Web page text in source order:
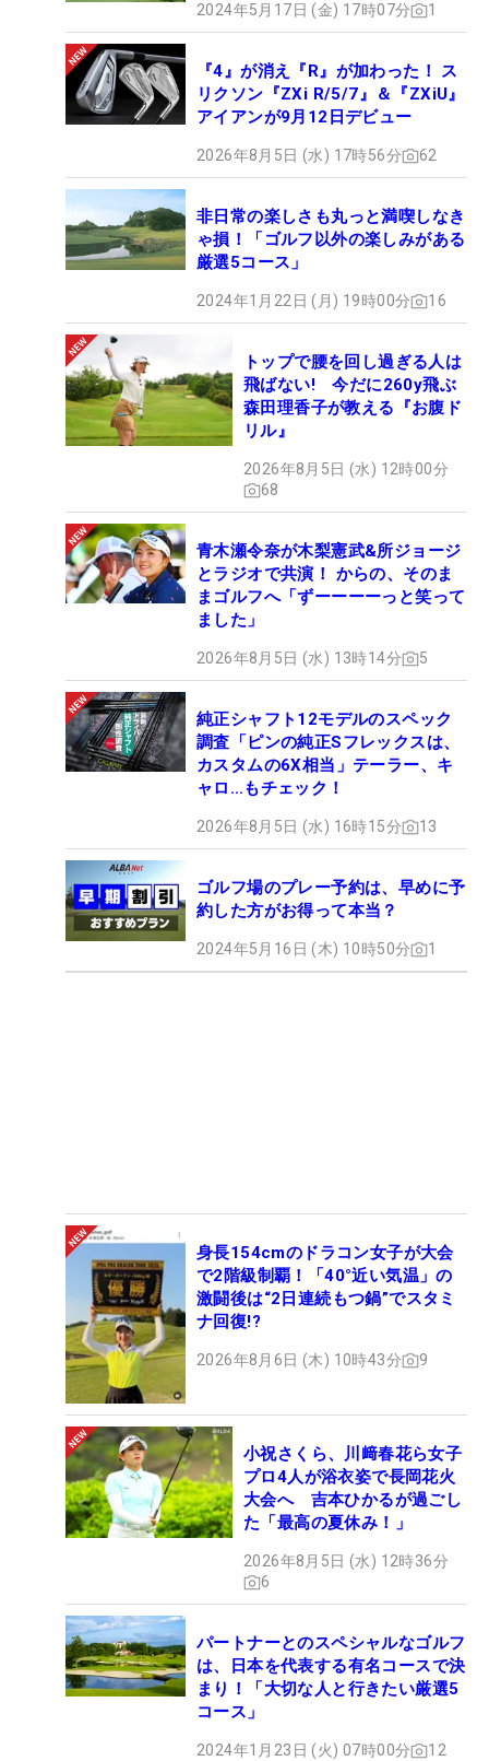
2024年5月17日 (金) 17時07分 1
『4』が消え『R』が加わった！ ス
リクソン『ZXi R/5/7』＆『ZXiU』
アイアンが9月12日デビュー
2026年8月5日 (水) 17時56分 62
非日常の楽しさも丸っと満喫しなき
ゃ損！「ゴルフ以外の楽しみがある
厳選5コース」
2024年1月22日 (月) 19時00分 16
トップで腰を回し過ぎる人は
飛ばない! 今だに260y飛ぶ
森田理香子が教える『お腹ド
リル』
2026年8月5日 (水) 12時00分
68
青木瀬令奈が木梨憲武&所ジョージ
とラジオで共演！ からの、そのま
まゴルフへ「ずーーーーっと笑って
ました」
2026年8月5日 (水) 13時14分 5
純正シャフト12モデルのスペック
調査「ピンの純正Sフレックスは、
カスタムの6X相当」テーラー、キ
ャロ…もチェック！
2026年8月5日 (水) 16時15分 13
ゴルフ場のプレー予約は、早めに予
約した方がお得って本当？
2024年5月16日 (木) 10時50分 1
身長154cmのドラコン女子が大会
で2階級制覇！「40°近い気温」の
激闘後は“2日連続もつ鍋”でスタミ
ナ回復!?
2026年8月6日 (木) 10時43分 9
小祝さくら、川﨑春花ら女子
プロ4人が浴衣姿で長岡花火
大会へ 吉本ひかるが過ごし
た「最高の夏休み！」
2026年8月5日 (水) 12時36分
6
パートナーとのスペシャルなゴルフ
は、日本を代表する有名コースで決
まり！「大切な人と行きたい厳選5
コース」
2024年1月23日 (火) 07時00分 12